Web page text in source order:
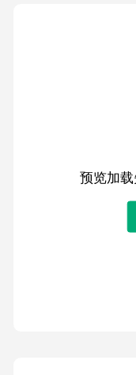
预览加